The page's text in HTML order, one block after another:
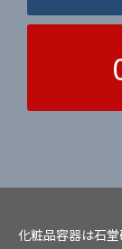
化粧品容器は石